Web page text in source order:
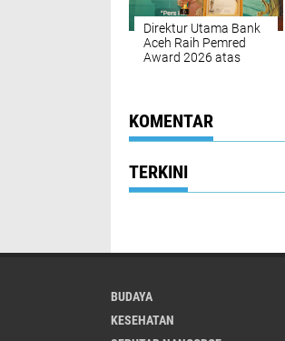
Direktur Utama Bank
Aceh Raih Pemred
Award 2026 atas
KOMENTAR
TERKINI
BUDAYA
KESEHATAN